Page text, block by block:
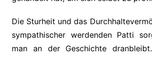
Die Sturheit und das
sympathischer werdenden Patti
man an der Geschichte